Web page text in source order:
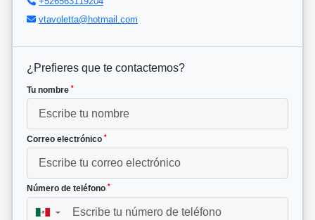
vtavoletta@hotmail.com
¿Prefieres que te contactemos?
Tu nombre *
Correo electrónico *
Número de teléfono *
▼